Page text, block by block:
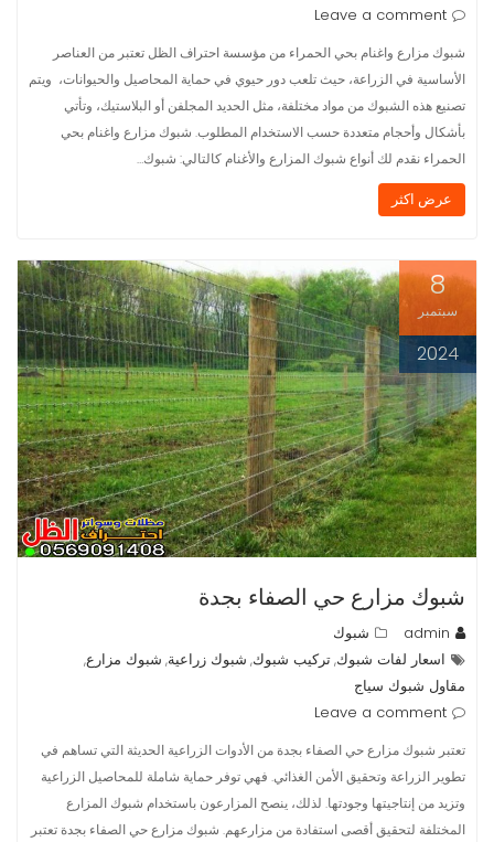
Leave a comment
شبوك مزارع واغنام بحي الحمراء من مؤسسة احتراف الظل تعتبر من العناصر
الأساسية في الزراعة، حيث تلعب دور حيوي في حماية المحاصيل والحيوانات، ويتم
تصنيع هذه الشبوك من مواد مختلفة، مثل الحديد المجلفن أو البلاستيك، وتأتي
بأشكال وأحجام متعددة حسب الاستخدام المطلوب. شبوك مزارع واغنام بحي
الحمراء نقدم لك أنواع شبوك المزارع والأغنام كالتالي: شبوك…
عرض اكثر
8
سبتمبر
2024
شبوك مزارع حي الصفاء بجدة
admin
شبوك
اسعار لفات شبوك,تركيب شبوك, شبوك زراعية, شبوك مزارع,
مقاول شبوك سياج
Leave a comment
تعتبر شبوك مزارع حي الصفاء بجدة من الأدوات الزراعية الحديثة التي تساهم في
تطوير الزراعة وتحقيق الأمن الغذائي. فهي توفر حماية شاملة للمحاصيل الزراعية
وتزيد من إنتاجيتها وجودتها. لذلك، ينصح المزارعون باستخدام شبوك المزارع
المختلفة لتحقيق أقصى استفادة من مزارعهم. شبوك مزارع حي الصفاء بجدة تعتبر